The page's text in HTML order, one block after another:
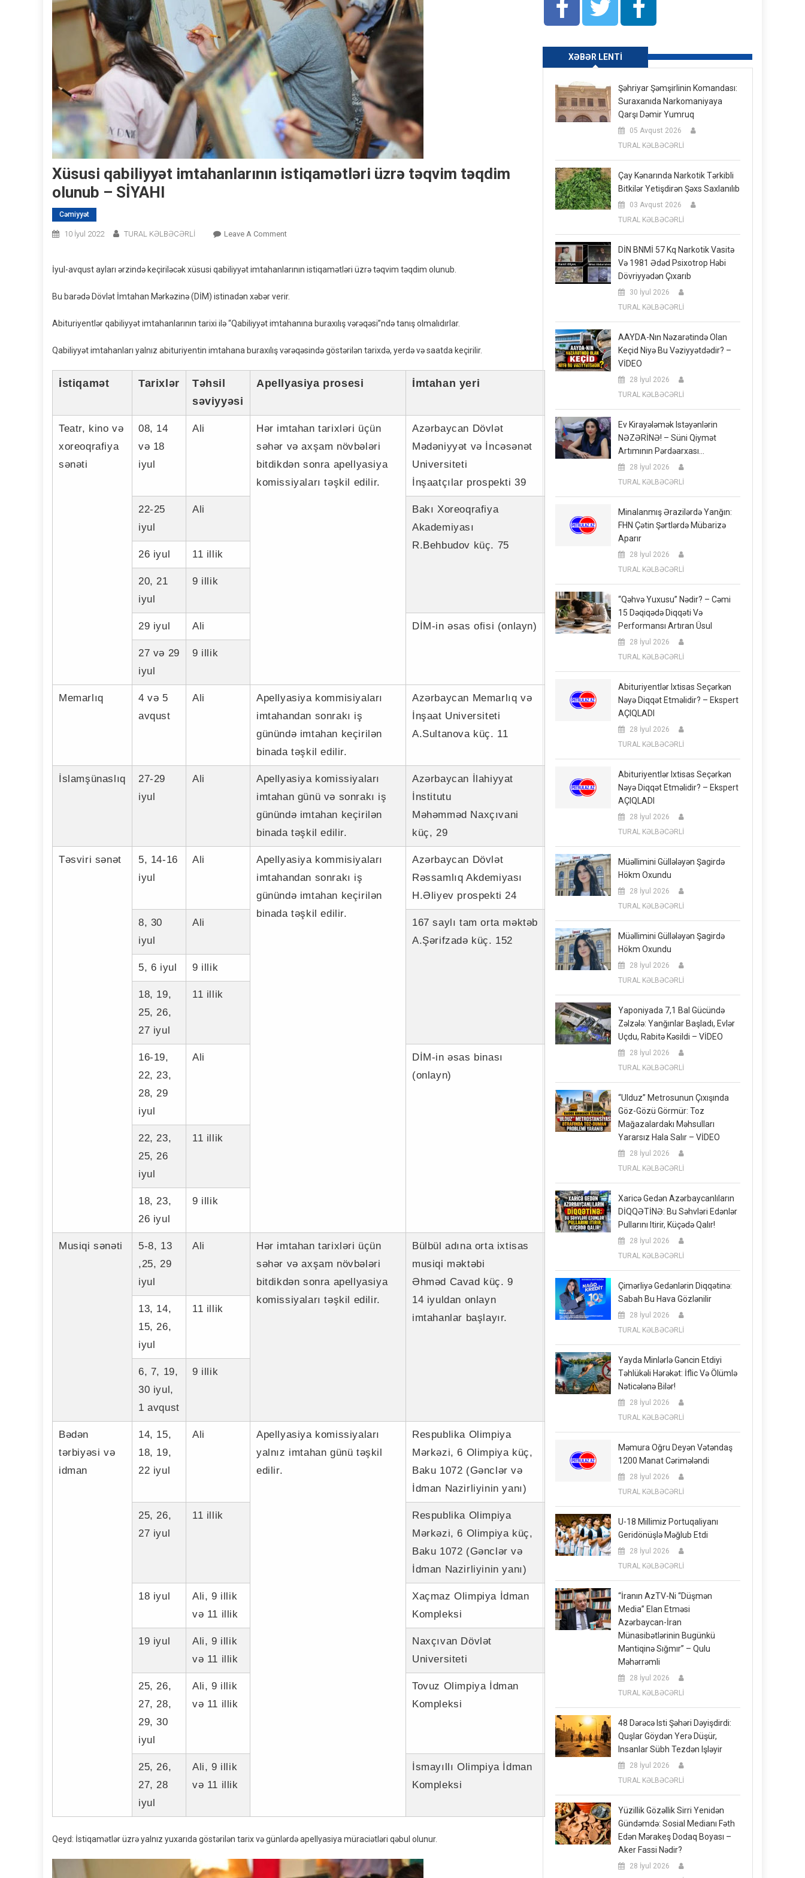
Xüsusi qabiliyyət imtahanlarının istiqamətləri üzrə təqvim təqdim
olunub – SİYAHI
Cəmiyyət
10 İyul 2022 TURAL KƏLBƏCƏRLİ Leave A CommentOn
Imtahanlarının
Üzrə
SİYAHI
İyul-avqust ayları ərzində keçiriləcək xüsusi qabiliyyət imtahanlarının istiqamətləri üzrə təqvim təqdim olunub.
Bu barədə Dövlət İmtahan Mərkəzinə (DİM) istinadən xəbər verir.
Abituriyentlər qabiliyyət imtahanlarının tarixi ilə “Qabiliyyət imtahanına buraxılış vərəqəsi”ndə tanış olmalıdırlar.
Qabiliyyət imtahanları yalnız abituriyentin imtahana buraxılış vərəqəsində göstərilən tarixdə, yerdə və saatda keçirilir.
İstiqamət Tarixlər
Təhsil
səviyyəsi
Apellyasiya prosesi İmtahan yeri
Teatr, kino və
xoreoqrafiya
sənəti
08, 14
və 18
iyul
Ali
Hər imtahan tarixləri üçün
səhər və axşam növbələri
bitdikdən sonra apellyasiya
komissiyaları təşkil edilir.
Azərbaycan Dövlət
Mədəniyyət və İncəsənət
Universiteti
İnşaatçılar prospekti 39
22-25
iyul
Ali
Bakı Xoreoqrafiya
Akademiyası
R.Behbudov küç. 75
26 iyul 11 illik
20, 21
iyul
9 illik
29 iyul Ali DİM-in əsas ofisi (onlayn)
27 və 29
iyul
9 illik
Memarlıq
4 və 5
avqust
Ali
Apellyasiya kommisiyaları
imtahandan sonrakı iş
günündə imtahan keçirilən
binada təşkil edilir.
Azərbaycan Memarlıq və
İnşaat Universiteti
A.Sultanova küç. 11
İslamşünaslıq
27-29
iyul
Ali
Apellyasiya komissiyaları
imtahan günü və sonrakı iş
günündə imtahan keçirilən
binada təşkil edilir.
Azərbaycan İlahiyyat
İnstitutu
Məhəmməd Naxçıvani
küç, 29
Təsviri sənət
5, 14-16
iyul
Ali
Apellyasiya kommisiyaları
imtahandan sonrakı iş
günündə imtahan keçirilən
binada təşkil edilir.
Azərbaycan Dövlət
Rəssamlıq Akdemiyası
H.Əliyev prospekti 24
8, 30
iyul
Ali
167 saylı tam orta məktəb
A.Şərifzadə küç. 152
5, 6 iyul 9 illik
18, 19,
25, 26,
27 iyul
11 illik
16-19,
22, 23,
28, 29
iyul
Ali
DİM-in əsas binası
(onlayn)
22, 23,
25, 26
iyul
11 illik
18, 23,
26 iyul
9 illik
Musiqi sənəti
5-8, 13
,25, 29
iyul
Ali
Hər imtahan tarixləri üçün
səhər və axşam növbələri
bitdikdən sonra apellyasiya
komissiyaları təşkil edilir.
Bülbül adına orta ixtisas
musiqi məktəbi
Əhməd Cavad küç. 9
14 iyuldan onlayn
imtahanlar başlayır.
13, 14,
15, 26,
iyul
11 illik
6, 7, 19,
30 iyul,
1 avqust
9 illik
Bədən
tərbiyəsi və
idman
14, 15,
18, 19,
22 iyul
Ali
Apellyasiya komissiyaları
yalnız imtahan günü təşkil
edilir.
Respublika Olimpiya
Mərkəzi, 6 Olimpiya küç,
Baku 1072 (Gənclər və
İdman Nazirliyinin yanı)
25, 26,
27 iyul
11 illik
Respublika Olimpiya
Mərkəzi, 6 Olimpiya küç,
Baku 1072 (Gənclər və
İdman Nazirliyinin yanı)
18 iyul
Ali, 9 illik
və 11 illik
Xaçmaz Olimpiya İdman
Kompleksi
19 iyul
Ali, 9 illik
və 11 illik
Naxçıvan Dövlət
Universiteti
25, 26,
27, 28,
29, 30
iyul
Ali, 9 illik
və 11 illik
Tovuz Olimpiya İdman
Kompleksi
25, 26,
27, 28
iyul
Ali, 9 illik
və 11 illik
İsmayıllı Olimpiya İdman
Kompleksi
Qeyd: İstiqamətlər üzrə yalnız yuxarıda göstərilən tarix və günlərdə apellyasiya müraciətləri qəbul olunur.
XƏBƏR LENTI
Şəhriyar Şəmşirlinin Komandası:
Suraxanıda Narkomaniyaya
Qarşı Dəmir Yumruq
05 Avqust 2026
TURAL KƏLBƏCƏRLİ
Çay Kənarında Narkotik Tərkibli
Bitkilər Yetişdirən Şəxs Saxlanılıb
03 Avqust 2026
TURAL KƏLBƏCƏRLİ
DİN BNMİ 57 Kq Narkotik Vasitə
Və 1981 Ədəd Psixotrop Həbi
Dövriyyədən Çıxarıb
30 İyul 2026
TURAL KƏLBƏCƏRLİ
AAYDA-Nın Nəzarətində Olan
Keçid Niyə Bu Vəziyyətdədir? –
VİDEO
28 İyul 2026
TURAL KƏLBƏCƏRLİ
Ev Kirayələmək Istəyənlərin
NƏZƏRİNƏ! – Süni Qiymət
Artımının Pərdəarxası…
28 İyul 2026
TURAL KƏLBƏCƏRLİ
Minalanmış Ərazilərdə Yanğın:
FHN Çətin Şərtlərdə Mübarizə
Aparır
28 İyul 2026
TURAL KƏLBƏCƏRLİ
“Qəhvə Yuxusu” Nədir? – Cəmi
15 Dəqiqədə Diqqəti Və
Performansı Artıran Üsul
28 İyul 2026
TURAL KƏLBƏCƏRLİ
Abituriyentlər Ixtisas Seçərkən
Nəyə Diqqət Etməlidir? – Ekspert
AÇIQLADI
28 İyul 2026
TURAL KƏLBƏCƏRLİ
Abituriyentlər Ixtisas Seçərkən
Nəyə Diqqət Etməlidir? – Ekspert
AÇIQLADI
28 İyul 2026
TURAL KƏLBƏCƏRLİ
Müəllimini Güllələyən Şagirdə
Hökm Oxundu
28 İyul 2026
TURAL KƏLBƏCƏRLİ
Müəllimini Güllələyən Şagirdə
Hökm Oxundu
28 İyul 2026
TURAL KƏLBƏCƏRLİ
Yaponiyada 7,1 Bal Gücündə
Zəlzələ: Yanğınlar Başladı, Evlər
Uçdu, Rabitə Kəsildi – VİDEO
28 İyul 2026
TURAL KƏLBƏCƏRLİ
“Ulduz” Metrosunun Çıxışında
Göz-Gözü Görmür: Toz
Mağazalardakı Məhsulları
Yararsız Hala Salır – VİDEO
28 İyul 2026
TURAL KƏLBƏCƏRLİ
Xaricə Gedən Azərbaycanlıların
DİQQƏTİNƏ: Bu Səhvləri Edənlər
Pullarını Itirir, Küçədə Qalır!
28 İyul 2026
TURAL KƏLBƏCƏRLİ
Çimərliyə Gedənlərin Diqqətinə:
Sabah Bu Hava Gözlənilir
28 İyul 2026
TURAL KƏLBƏCƏRLİ
Yayda Minlərlə Gəncin Etdiyi
Təhlükəli Hərəkət: İflic Və Ölümlə
Nəticələnə Bilər!
28 İyul 2026
TURAL KƏLBƏCƏRLİ
Məmura Oğru Deyən Vətəndaş
1200 Manat Cərimələndi
28 İyul 2026
TURAL KƏLBƏCƏRLİ
U-18 Millimiz Portuqaliyanı
Geridönüşlə Məğlub Etdi
28 İyul 2026
TURAL KƏLBƏCƏRLİ
“İranın AzTV-Ni “düşmən
Media” Elan Etməsi
Azərbaycan-İran
Münasibətlərinin Bugünkü
Məntiqinə Sığmır” – Qulu
Məhərrəmli
28 İyul 2026
TURAL KƏLBƏCƏRLİ
48 Dərəcə Isti Şəhəri Dəyişdirdi:
Quşlar Göydən Yerə Düşür,
Insanlar Sübh Tezdən Işləyir
28 İyul 2026
TURAL KƏLBƏCƏRLİ
Yüzillik Gözəllik Sirri Yenidən
Gündəmdə: Sosial Medianı Fəth
Edən Mərakeş Dodaq Boyası –
Aker Fassi Nədir?
28 İyul 2026